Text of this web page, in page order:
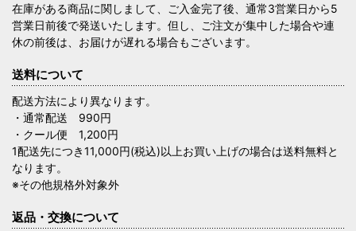
在庫がある商品に関しまして、ご入金完了後、通常3営業日から5
営業日前後で発送いたします。但し、ご注文が集中した場合や連
休の前後は、お届けが遅れる場合もございます。
送料について
配送方法により異なります。
・通常配送 990円
・クール便 1,200円
1配送先につき11,000円(税込)以上お買い上げの場合は送料無料と
なります。
※その他規格外対象外
返品・交換について